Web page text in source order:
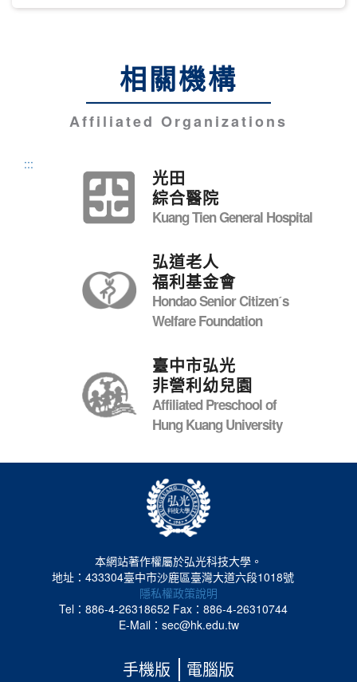
相關機構
Affiliated Organizations
:::
光田
綜合醫院
Kuang Tien General Hospital
弘道老人
福利基金會
Hondao Senior Citizenˊs
Welfare Foundation
臺中市弘光
非營利幼兒園
Affiliated Preschool of
Hung Kuang University
本網站著作權屬於弘光科技大學。
地址：433304臺中市沙鹿區臺灣大道六段1018號
隱私權政策說明
Tel：886-4-26318652 Fax：886-4-26310744
E-Mail：sec@hk.edu.tw
手機版 電腦版